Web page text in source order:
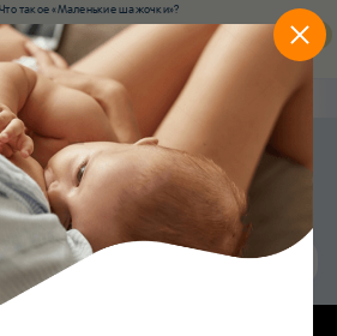
Что такое «Маленькие шажочки»?
Наш новый суперсервис для отслеживания
развития вашего малыша
Попробовать сейчас
Nestlé Baby&me
и удобнее
Установить
Чат24/7